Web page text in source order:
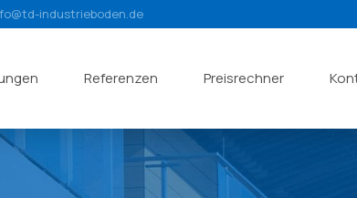
industrieboden.de
Referenzen Preisrechner